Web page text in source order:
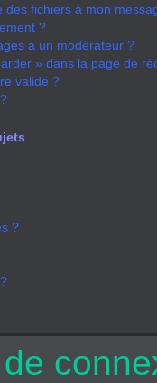
des fichiers à mon
?
à un modérateur ?
» dans la page de
validé ?
?